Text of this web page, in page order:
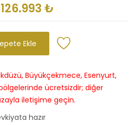
126.993 ₺
Ekle
Büyükçekmece, Esenyurt,
ücretsizdir; diğer
iletişime geçin.
hazır